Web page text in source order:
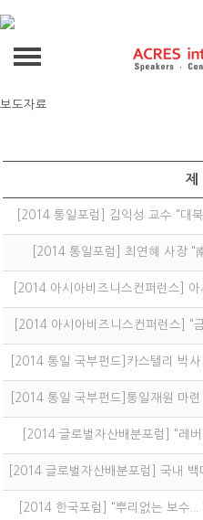
About us
회사소개
Business
업무분야
Speakers
글로벌경제·금융
AI·TECH·스타트업
비즈니스·리더십·미디어
넷제로·기후·ESG·에너지
여성·리더십
포럼소개
보도자료
Gallery
Gallery
Contact us
Contact us
News
보도자료
[2014 통일포럼] 김익성 교수 "대
[2014 통일포럼] 최연혜 사장 "
[2014 아시아비즈니스컨퍼런스]
[2014 아시아비즈니스컨퍼런스] "
[2014 통일 국부펀드]카스텔리 박
[2014 통일 국부펀드]통일재원 마
[2014 글로벌자산배분포럼] "레
[2014 글로벌자산배분포럼] 국내
[2014 한국포럼] "뿌리없는 보수